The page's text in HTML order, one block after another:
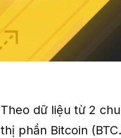
Theo dữ liệu từ 2
thị phần Bitcoin